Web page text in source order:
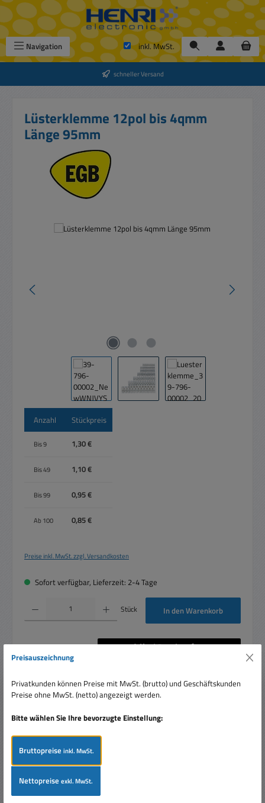
Zum Hauptinhalt springen
Navigation inkl. MwSt.
schneller Versand
Lüsterklemme 12pol bis 4qmm
Länge 95mm
Bildergalerie überspringen
Anzahl Stückpreis
Bis9 1,30 €
Bis49 1,10 €
Bis99 0,95 €
Ab 100 0,85 €
Preise inkl. MwSt. zzgl. Versandkosten
Sofort verfügbar, Lieferzeit: 2-4 Tage
Produkt Anzahl: Gib den gewünschten Wert ein oder benutze die Schaltflächen um
Stück In den Warenkorb
Reihe Für Kabel 2,5 - 4qmm Belastbarkeit je Kontakt 5/10A
Material Polye…Mehr
Preisauszeichnung
Privatkunden können Preise mit MwSt. (brutto) und Geschäftskunden
Preise ohne MwSt. (netto) angezeigt werden.
Bitte wählen Sie Ihre bevorzugte Einstellung:
Bruttopreiseinkl. MwSt.
Nettopreiseexkl. MwSt.